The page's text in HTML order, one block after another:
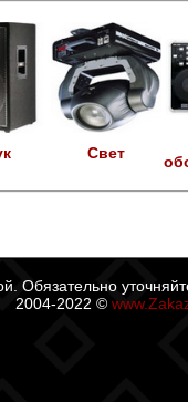
Свет
Обязательно
2004-2022 ©